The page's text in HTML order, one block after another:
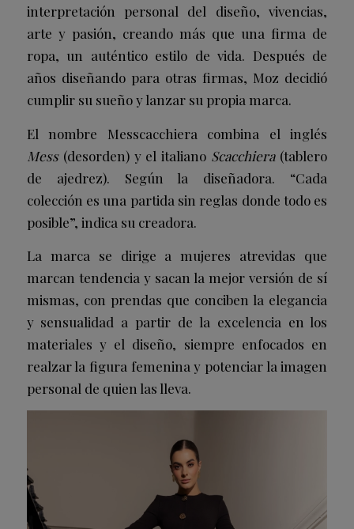
interpretación personal del diseño, vivencias,
arte y pasión, creando más que una firma de
ropa, un auténtico estilo de vida. Después de
años diseñando para otras firmas, Moz decidió
cumplir su sueño y lanzar su propia marca.
El nombre Messcacchiera combina el inglés
Mess(desorden) y el italiano Scacchiera(tablero
de ajedrez). Según la diseñadora. “Cada
colección es una partida sin reglas donde todo es
posible”, indica su creadora.
La marca se dirige a mujeres atrevidas que
marcan tendencia y sacan la mejor versión de sí
mismas, con prendas que conciben la elegancia
y sensualidad a partir de la excelencia en los
materiales y el diseño, siempre enfocados en
realzar la figura femenina y potenciar la imagen
personal de quien las lleva.